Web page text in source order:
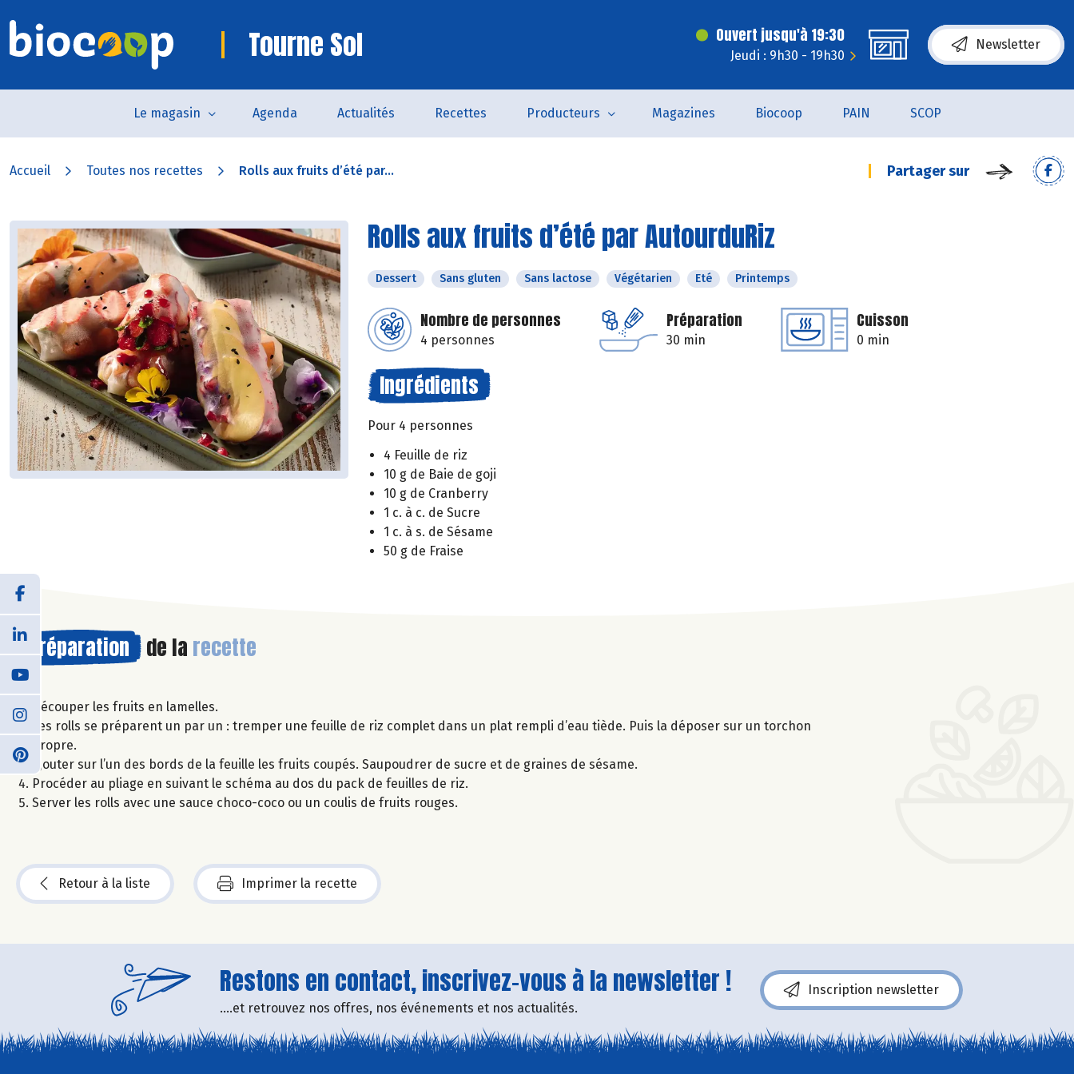
Tourne Sol Ouvert jusqu'à 19:30
Jeudi : 9h30 - 19h30
Newsletter
Le magasin Agenda Actualités Recettes Producteurs Magazines Biocoop PAIN SCOP
Accueil Toutes nos recettes Rolls aux fruits d’été par... Partager sur
Rolls aux fruits d’été par AutourduRiz
Dessert Sans gluten Sans lactose Végétarien Eté Printemps
Nombre de personnes
4 personnes
Préparation
30 min
Cuisson
0 min
Ingrédients
Pour 4 personnes
4 Feuille de riz
10 g de Baie de goji
10 g de Cranberry
1 c. à c. de Sucre
1 c. à s. de Sésame
50 g de Fraise
Préparation de la recette
Découper les fruits en lamelles.
Les rolls se préparent un par un : tremper une feuille de riz complet dans un plat rempli d’eau tiède. Puis la déposer sur un torchon
propre.
Ajouter sur l’un des bords de la feuille les fruits coupés. Saupoudrer de sucre et de graines de sésame.
Procéder au pliage en suivant le schéma au dos du pack de feuilles de riz.
Server les rolls avec une sauce choco-coco ou un coulis de fruits rouges.
Retour à la liste Imprimer la recette
Restons en contact, inscrivez-vous à la newsletter !
....et retrouvez nos offres, nos événements et nos actualités.
Inscription newsletter